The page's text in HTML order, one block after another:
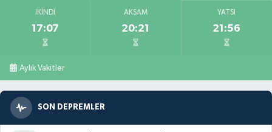
İKINDI
17:07
AKŞAM
20:21
YATSI
21:56
Aylık Vakitler
SON DEPREMLER